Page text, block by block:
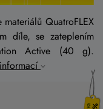
QuatroFLEX
díle, se zateplením
Active (40 g).